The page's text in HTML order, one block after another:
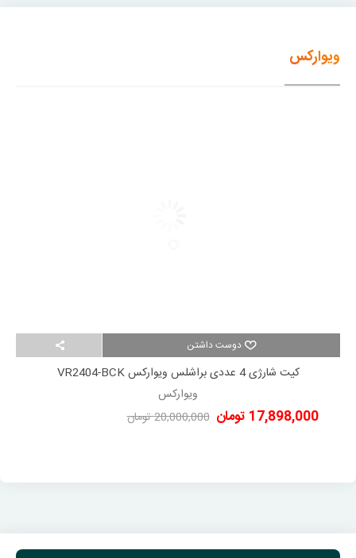
ویوارکس
دوست داشتن
کیت شارژی 4 عددی براشلس ویوارکس VR2404-BCK
ویوارکس
17,898,000 تومان 20,000,000 تومان